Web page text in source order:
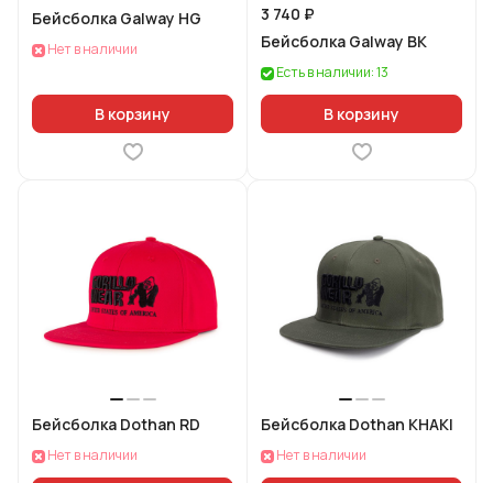
Бейсболка Galway HG
Нет в наличии
В корзину
3 740 ₽
Бейсболка Galway BK
Есть в наличии: 13
В корзину
Бейсболка Dothan RD
Нет в наличии
Бейсболка Dothan KHAKI
Нет в наличии